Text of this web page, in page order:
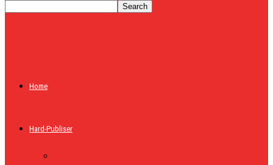
Home
Hard-Publiser